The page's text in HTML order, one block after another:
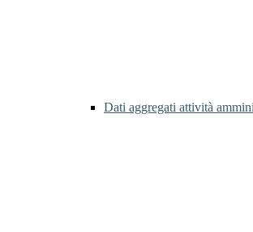
Dati aggregati attività